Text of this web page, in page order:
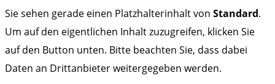
Sie sehen gerade einen Platzhalterinhalt von Standard.
Um auf den eigentlichen Inhalt zuzugreifen, klicken Sie
auf den Button unten. Bitte beachten Sie, dass dabei
Daten an Drittanbieter weitergegeben werden.